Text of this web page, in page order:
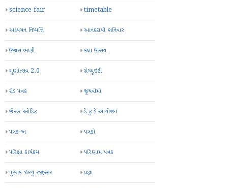
science fair timetable
અધ્યયન નિષ્પત્તિ આનંદદાયી શનિવાર
ઉજાસ ભણી કલા ઉત્સવ
ગુણોત્સવ 2.0 ગ્રેચ્યુઇટી
ગ્રેડ પત્રક જૂથવીમો
જેન્ડર ઓડિટ ડે ટુ ડે આયોજન
પત્રક-અ પત્રકો
પરિક્ષા કાર્યક્રમ પરિણામ પત્રક
પુસ્તક ઈશ્યુ રજીસ્ટર પ્રજ્ઞા